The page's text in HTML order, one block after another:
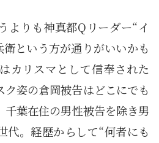
よりも神真都Qリーダー“イ
という方が通りがいいかも
カリスマとして信奉された
姿の倉岡被告はどこにでも
千葉在住の男性被告を除き男
代。経歴からして“何者にも